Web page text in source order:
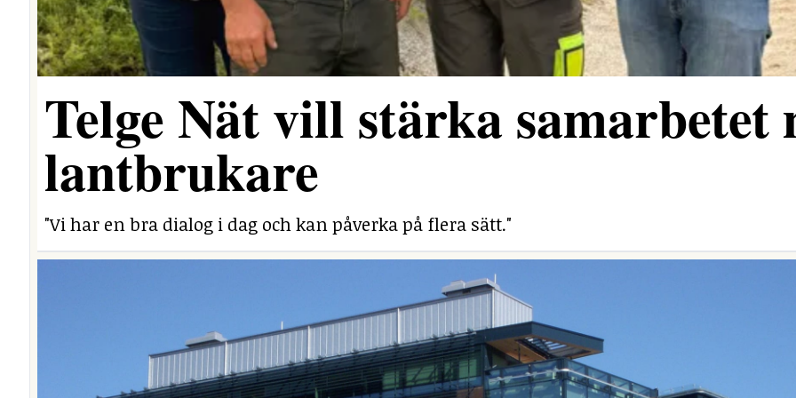
Telge Nät vill stärka samarbetet
lantbrukare
"Vi har en bra dialog i dag och kan påverka på flera sätt."